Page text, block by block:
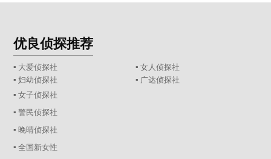
优良侦探推荐
▪ 大爱侦探社
▪ 女人侦探社
▪ 妇幼侦探社
▪ 广达侦探社
▪ 女子侦探社
▪ 警民侦探社
▪ 晚晴侦探社
▪ 全国新女性